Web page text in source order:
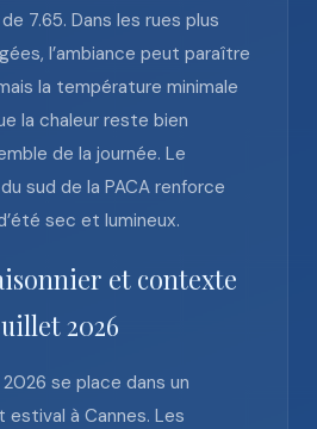
7.65. Dans les rues plus
l’ambiance peut paraître
la température minimale
la chaleur reste bien
de la journée. Le
sud de la PACA renforce
sec et lumineux.
et contexte
2026
se place dans un
à Cannes. Les